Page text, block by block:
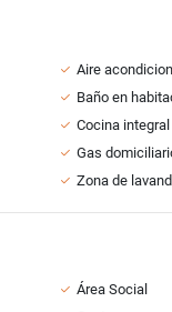
Aire
Baño en
Cocina integral
Gas
Zona de
Área Social